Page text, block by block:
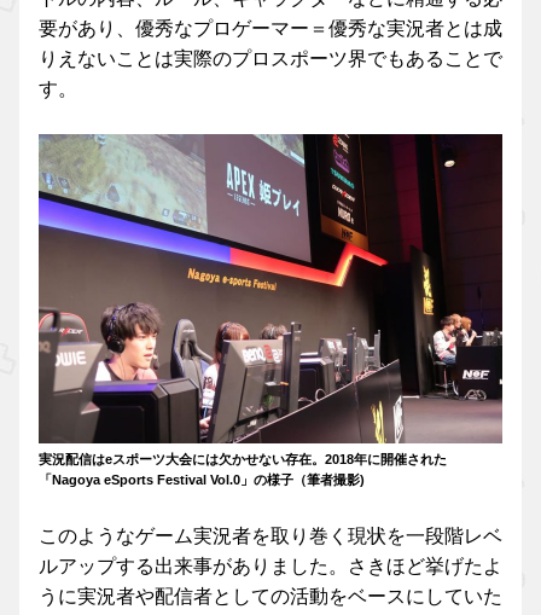
要があり、優秀なプロゲーマー＝優秀な実況者とは成
りえないことは実際のプロスポーツ界でもあることで
す。
実況配信はeスポーツ大会には欠かせない存在。2018年に開催された
「Nagoya eSports Festival Vol.0」の様子（筆者撮影)
このようなゲーム実況者を取り巻く現状を一段階レベ
ルアップする出来事がありました。さきほど挙げたよ
うに実況者や配信者としての活動をベースにしていた